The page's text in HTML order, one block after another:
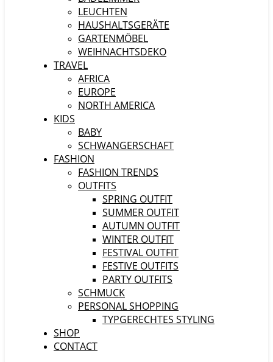
LEUCHTEN
HAUSHALTSGERÄTE
GARTENMÖBEL
WEIHNACHTSDEKO
TRAVEL
AFRICA
EUROPE
NORTH AMERICA
KIDS
BABY
SCHWANGERSCHAFT
FASHION
FASHION TRENDS
OUTFITS
SPRING OUTFIT
SUMMER OUTFIT
AUTUMN OUTFIT
WINTER OUTFIT
FESTIVAL OUTFIT
FESTIVE OUTFITS
PARTY OUTFITS
SCHMUCK
PERSONAL SHOPPING
TYPGERECHTES STYLING
SHOP
CONTACT